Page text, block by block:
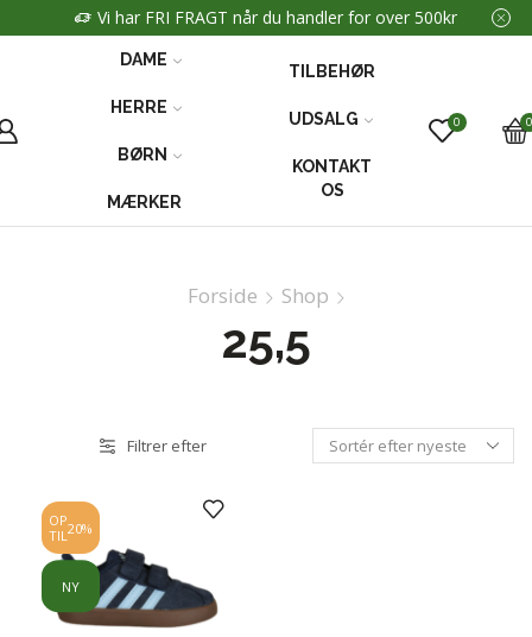
Vi har FRI FRAGT når du handler for over 500kr
DAME
HERRE
BØRN
MÆRKER
TILBEHØR
UDSALG
KONTAKT
OS
0 0
Forside Shop
25,5
Filtrer efter
OP
TIL20%
NY